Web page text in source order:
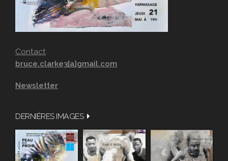
Contact
bruce.clarke3[a]gmail.com
Newsletter
DERNIÈRES IMAGES